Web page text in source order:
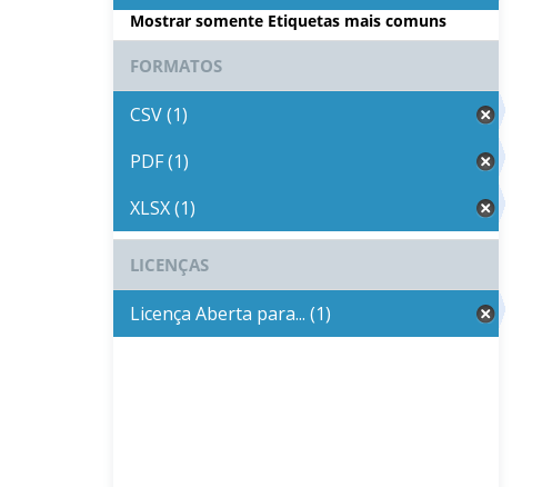
Mostrar somente Etiquetas mais comuns
FORMATOS
CSV (1)
PDF (1)
XLSX (1)
LICENÇAS
Licença Aberta para... (1)